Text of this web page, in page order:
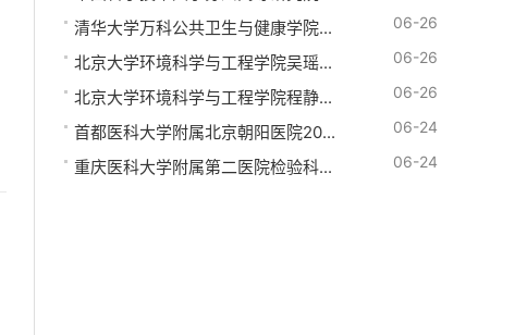
06-26
清华大学万科公共卫生与健康学院...
06-26
北京大学环境科学与工程学院吴瑶...
06-26
北京大学环境科学与工程学院程静...
06-24
首都医科大学附属北京朝阳医院20...
06-24
重庆医科大学附属第二医院检验科...